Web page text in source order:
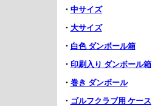
・ 中サイズ
・ 大サイズ
・ 白色 ダンボール箱
・ 印刷入り ダンボール箱
・ 巻き ダンボール
・ ゴルフクラブ用 ケース